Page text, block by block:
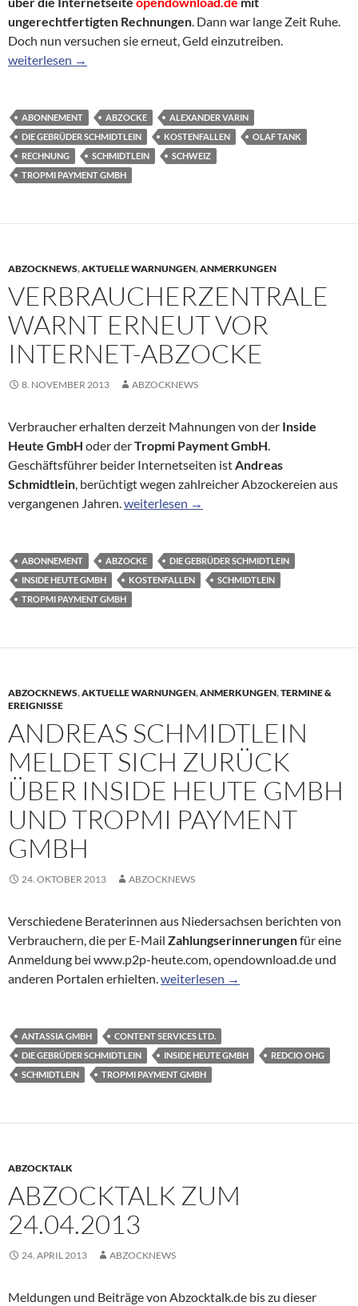
ungerechtfertigten Rechnungen. Dann war lange Zeit Ruhe.
Doch nun versuchen sie erneut, Geld einzutreiben.
Neue Abzocke mit verstaubten Mahnungen
weiterlesen →
ABONNEMENT ABZOCKE
ALEXANDER VARIN
DIE GEBRÜDER SCHMIDTLEIN
KOSTENFALLEN
OLAF TANK
RECHNUNG
SCHMIDTLEIN
SCHWEIZ
TROPMI PAYMENT GMBH
ABZOCKNEWS,AKTUELLE WARNUNGEN,ANMERKUNGEN
VERBRAUCHERZENTRALE
WARNT ERNEUT VOR
INTERNET-ABZOCKE
8. NOVEMBER 2013 ABZOCKNEWS
Verbraucher erhalten derzeit Mahnungen von der Inside
Heute GmbH oder derTropmi Payment GmbH.
Geschäftsführer beider Internetseiten istAndreas
Schmidtlein, berüchtigt wegen zahlreicher Abzockereien aus
vergangenen Jahren.Verbraucherzentrale warnt erneut vor
weiterlesen →
ABONNEMENT ABZOCKE
DIE GEBRÜDER SCHMIDTLEIN
INSIDE HEUTE GMBH
KOSTENFALLEN
SCHMIDTLEIN
TROPMI PAYMENT GMBH
ABZOCKNEWS,AKTUELLE WARNUNGEN,ANMERKUNGEN,TERMINE &
EREIGNISSE
ANDREAS SCHMIDTLEIN
MELDET SICH ZURÜCK
ÜBER INSIDE HEUTE GMBH
UND TROPMI PAYMENT
GMBH
24. OKTOBER 2013 ABZOCKNEWS
Verschiedene Beraterinnen aus Niedersachsen berichten von
Verbrauchern, die per E-Mail Zahlungserinnerungenfür eine
Anmeldung bei www.p2p-heute.com, opendownload.de und
anderen Portalen erhielten.Andreas Schmidtlein meldet sich
weiterlesen →
ANTASSIA GMBH
CONTENT SERVICES LTD.
DIE GEBRÜDER SCHMIDTLEIN
INSIDE HEUTE GMBH
REDCIO OHG
SCHMIDTLEIN
TROPMI PAYMENT GMBH
ABZOCKTALK
ABZOCKTALK ZUM
24.04.2013
24. APRIL 2013 ABZOCKNEWS
Meldungen und Beiträge von Abzocktalk.de bis zu dieser